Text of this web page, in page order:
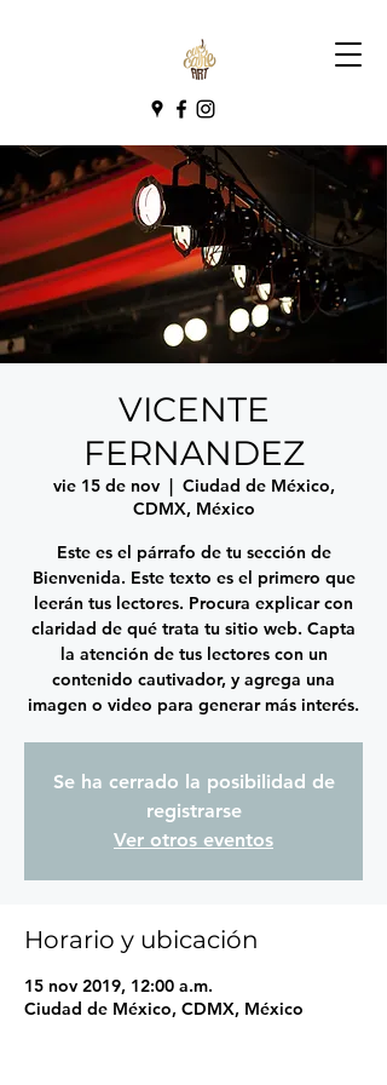
VICENTE
FERNANDEZ
vie 15 de nov
  |
Ciudad de México,
CDMX, México
Este es el párrafo de tu sección de
Bienvenida. Este texto es el primero que
leerán tus lectores. Procura explicar con
claridad de qué trata tu sitio web. Capta
la atención de tus lectores con un
contenido cautivador, y agrega una
imagen o video para generar más interés.
Se ha cerrado la posibilidad de
registrarse
Ver otros eventos
Horario y ubicación
15 nov 2019, 12:00 a.m.
Ciudad de México, CDMX, México